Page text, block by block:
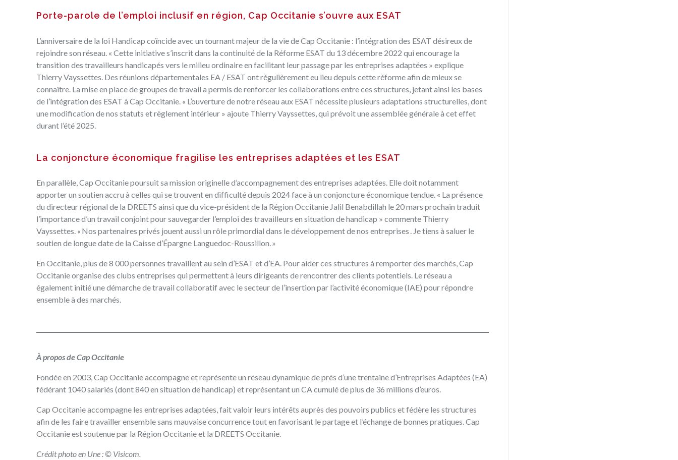
Porte-parole de l’emploi inclusif en région, Cap Occitanie s’ouvre aux ESAT
L’anniversaire de la loi Handicap coïncide avec un tournant majeur de la vie de Cap Occitanie : l’intégration des ESAT désireux de
rejoindre son réseau. « Cette initiative s’inscrit dans la continuité de la Réforme ESAT du 13 décembre 2022 qui encourage la
transition des travailleurs handicapés vers le milieu ordinaire en facilitant leur passage par les entreprises adaptées » explique
Thierry Vayssettes. Des réunions départementales EA / ESAT ont régulièrement eu lieu depuis cette réforme afin de mieux se
connaître. La mise en place de groupes de travail a permis de renforcer les collaborations entre ces structures, jetant ainsi les bases
de l’intégration des ESAT à Cap Occitanie. « L’ouverture de notre réseau aux ESAT nécessite plusieurs adaptations structurelles, dont
une modification de nos statuts et règlement intérieur » ajoute Thierry Vayssettes, qui prévoit une assemblée générale à cet effet
durant l’été 2025.
La conjoncture économique fragilise les entreprises adaptées et les ESAT
En parallèle, Cap Occitanie poursuit sa mission originelle d’accompagnement des entreprises adaptées. Elle doit notamment
apporter un soutien accru à celles qui se trouvent en difficulté depuis 2024 face à un conjoncture économique tendue. « La présence
du directeur régional de la DREETS ainsi que du vice-président de la Région Occitanie Jalil Benabdillah le 20 mars prochain traduit
l’importance d’un travail conjoint pour sauvegarder l’emploi des travailleurs en situation de handicap » commente Thierry
Vayssettes. « Nos partenaires privés jouent aussi un rôle primordial dans le développement de nos entreprises . Je tiens à saluer le
soutien de longue date de la Caisse d’Épargne Languedoc-Roussillon. »
En Occitanie, plus de 8 000 personnes travaillent au sein d’ESAT et d’EA. Pour aider ces structures à remporter des marchés, Cap
Occitanie organise des clubs entreprises qui permettent à leurs dirigeants de rencontrer des clients potentiels. Le réseau a
également initié une démarche de travail collaboratif avec le secteur de l’insertion par l’activité économique (IAE) pour répondre
ensemble à des marchés.
À propos de Cap Occitanie
Fondée en 2003,Cap Occitanieaccompagne et représente un réseau dynamique de près d’une trentaine d’Entreprises Adaptées (EA)
fédérant 1040 salariés (dont 840 en situation de handicap) et représentant un CA cumulé de plus de 36 millions d’euros.
Cap Occitanie accompagne les entreprises adaptées, fait valoir leurs intérêts auprès des pouvoirs publics et fédère les structures
afin de les faire travailler ensemble sans mauvaise concurrence tout en favorisant le partage et l’échange de bonnes pratiques. Cap
Occitanie est soutenue par la Région Occitanie et la DREETS Occitanie.
Crédit photo en Une : © Visicom.